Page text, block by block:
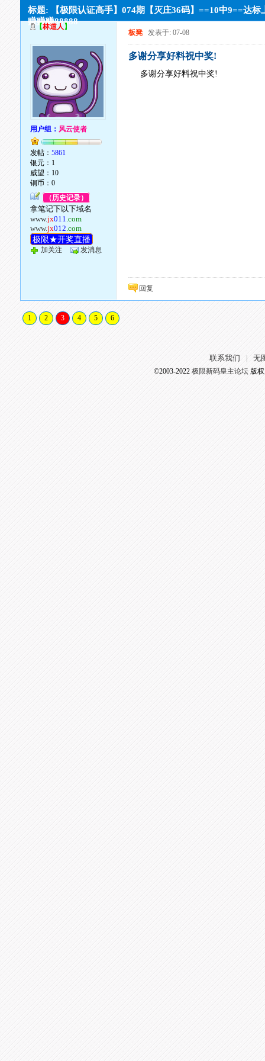
标题: 【极限认证高手】074期【灭庄36码】==10中9==达标
赚赚赚88888
【林道人 】
用户组： 风云使者
发帖：5861
银元：1
威望：10
铜币：0
（历史记录）
拿笔记下以下域名
www.jx011.com
www.jx012.com
极限★开奖直播
加关注 发消息
板凳 发表于: 07-08
多谢分享好料祝中奖!
多谢分享好料祝中奖!
回复
1 2 3 4 5 6
联系我们 无
©2003-2022 极限新码皇主论坛版权